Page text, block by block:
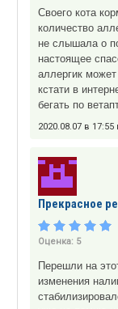
Своего кота
количество
не слышала о
настоящее
аллергик
кстати в
бегать по
2020.08.07 в
Прекрасное
Оценка: 5
Перешли на
изменения